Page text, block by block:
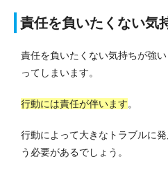
責任を負いたくない気
責任を負いたくない気持ちが強
ってしまいます。
行動には責任が伴います。
行動によって大きなトラブルに
う必要があるでしょう。